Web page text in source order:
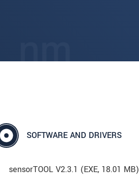
SOFTWARE AND DRIVERS
sensorTOOL V2.3.1 (EXE, 18.01 MB)